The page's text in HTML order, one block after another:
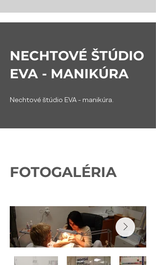
NECHTOVÉ ŠTÚDIO
EVA - MANIKÚRA
Nechtové štúdio EVA - manikúra.
FOTOGALÉRIA